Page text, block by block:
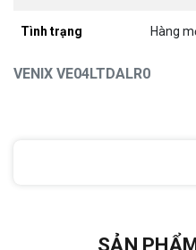
VENIX VE04LTDALR0
Tình trạng Hàng
SẢN